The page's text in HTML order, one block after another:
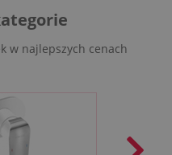
w najlepszych cenach